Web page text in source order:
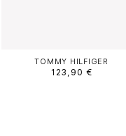
TOMMY HILFIGER
123,90 €